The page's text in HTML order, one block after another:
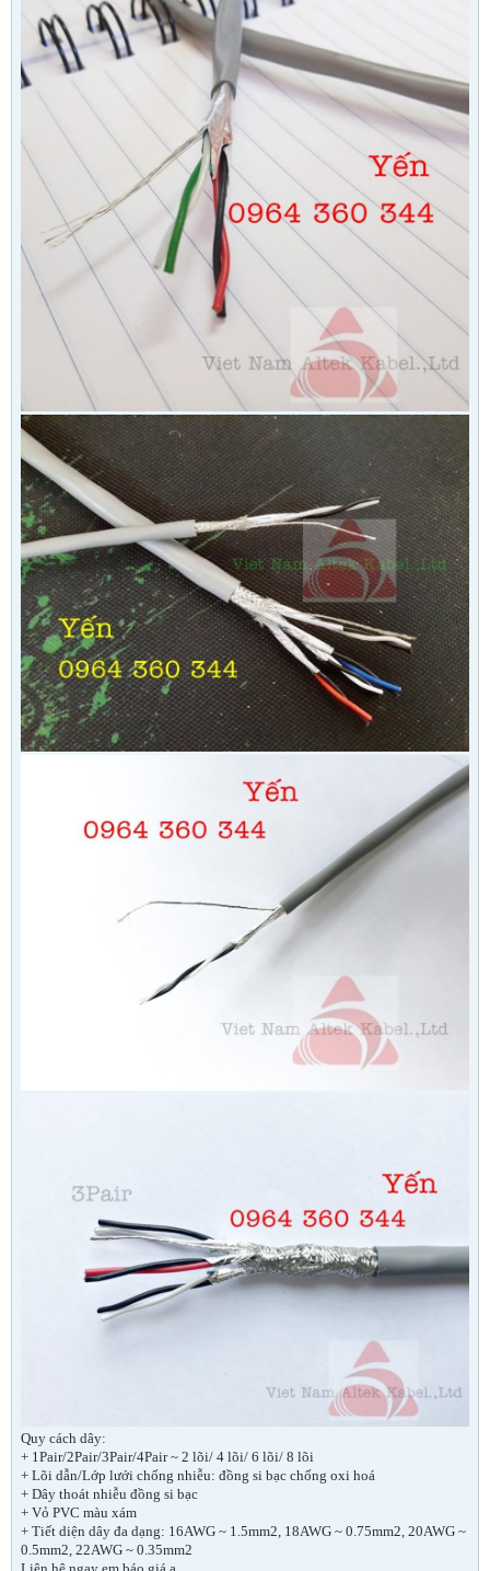
Quy cách dây:
+ 1Pair/2Pair/3Pair/4Pair ~ 2 lõi/ 4 lõi/ 6 lõi/ 8 lõi
+ Lõi dẫn/Lớp lưới chống nhiễu: đồng si bạc chống oxi hoá
+ Dây thoát nhiễu đồng si bạc
+ Vỏ PVC màu xám
+ Tiết diện dây đa dạng: 16AWG ~ 1.5mm2, 18AWG ~ 0.75mm2, 20AWG ~
0.5mm2, 22AWG ~ 0.35mm2